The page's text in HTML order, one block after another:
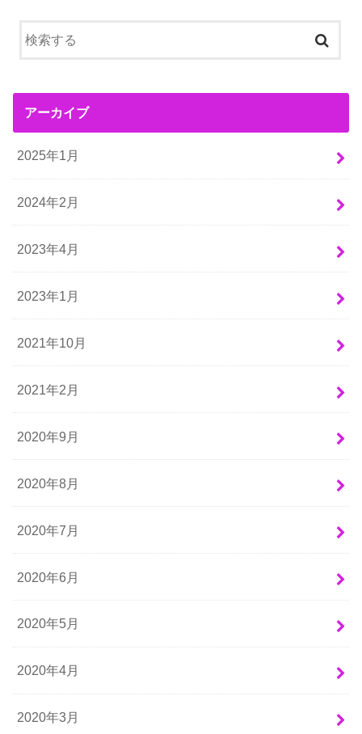
アーカイブ
2025年1月
2024年2月
2023年4月
2023年1月
2021年10月
2021年2月
2020年9月
2020年8月
2020年7月
2020年6月
2020年5月
2020年4月
2020年3月